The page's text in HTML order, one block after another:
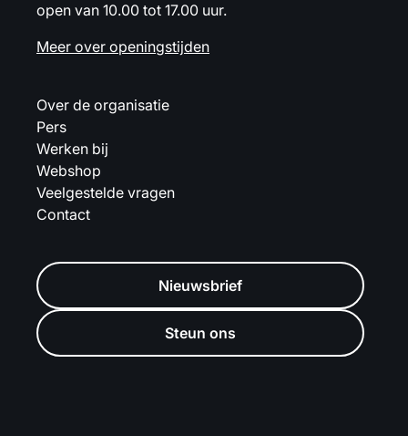
open van 10.00 tot 17.00 uur.
Meer over openingstijden
Over de organisatie
Pers
Werken bij
Webshop
Veelgestelde vragen
Contact
Nieuwsbrief
Steun ons